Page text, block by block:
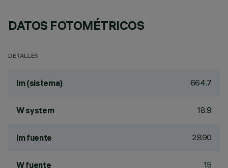
DATOS FOTOMÉTRICOS
DETALLES
lm (sistema) 664.7
W system 18.9
lm fuente 2890
W fuente 15